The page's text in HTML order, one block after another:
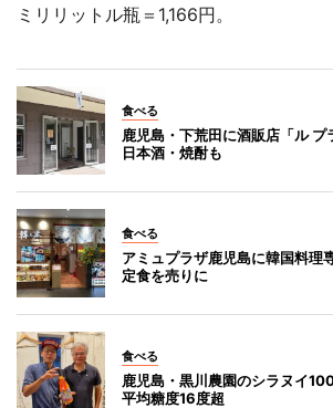
ミリリットル瓶＝1,166円。
食べる
鹿児島・下荒田に酒販店「ル
日本酒・焼酎も
食べる
アミュプラザ鹿児島に韓国料理
定食を売りに
食べる
鹿児島・黒川農園のシラヌイ
平均糖度16度超